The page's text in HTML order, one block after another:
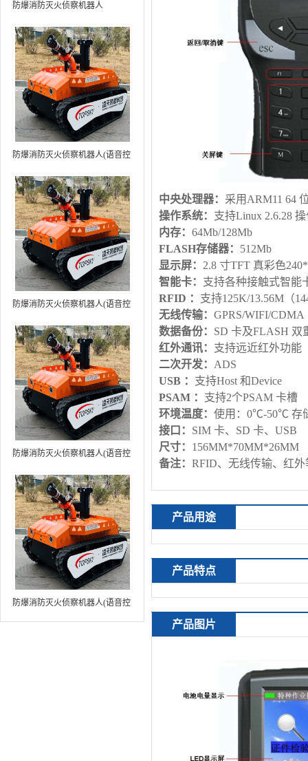
防爆消防灭火侦察机器人
防爆消防灭火侦察机器人(语音控
MC80BD（第6代）
防爆消防灭火侦察机器人(语音控
RXR-MC80BD（第7代）
防爆消防灭火侦察机器人(语音控
火焰）中型RXR-MC80BD（第8
代）
防爆消防灭火侦察机器人(语音控
制+跟随功能+5G控制+水炮跟踪
中央处理器： 采用ARM11 64
操作系统： 支持Linux 2.6.28
内存： 64Mb/128Mb
FLASH存储器： 512Mb
显示屏： 2.8 寸TFT 真彩色
智能卡： 支持各种接触式智能
RFID ： 支持125K/13.56M（
无线传输： GPRS/WIFI/CDMA
数据备份： SD 卡及FLASH 双
红外通讯： 支持远近红外功能
二次开发： ADS
USB ： 支持Host 和Device
PSAM ： 支持2个PSAM 卡槽
环境温度： 使用：0℃-50℃ 存
接口： SIM 卡、SD 卡、USB
尺寸： 156MM*70MM*26MM
备注： RFID、无线传输、红
产品用途
产品特点
产品图片